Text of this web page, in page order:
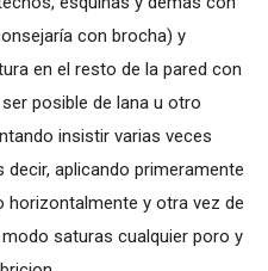
con brocha) y
en el resto de la pared con
posible de lana u otro
insistir varias veces
aplicando primeramente
horizontalmente y otra vez de
saturas cualquier poro y